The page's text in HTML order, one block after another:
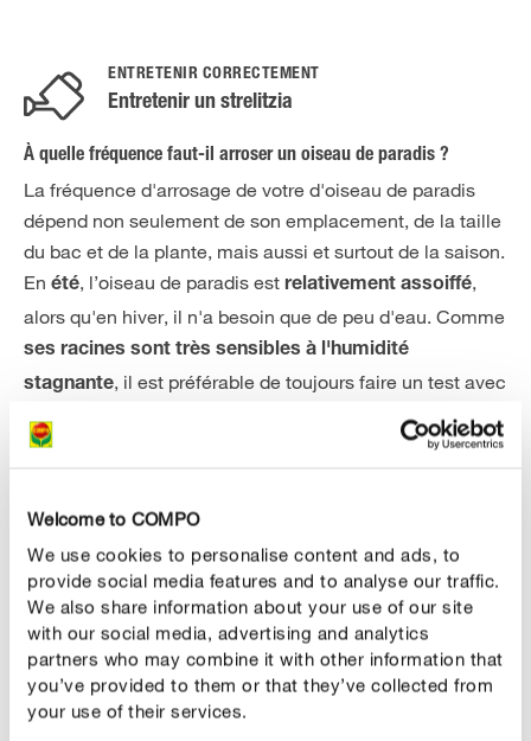
Welcome to COMPO
We use cookies to personalise content and ads, to
provide social media features and to analyse our traffic.
We also share information about your use of our site
with our social media, advertising and analytics
partners who may combine it with other information that
you’ve provided to them or that they’ve collected from
your use of their services.
ENTRETENIR CORRECTEMENT
Entretenir un strelitzia
À quelle fréquence faut-il arroser un oiseau de paradis ?
La fréquence d'arrosage de votre d'oiseau de paradis
dépend non seulement de son emplacement, de la taille
du bac et de la plante, mais aussi et surtout de la saison.
En été, l’oiseau de paradis est relativement assoiffé,
alors qu'en hiver, il n'a besoin que de peu d'eau. Comme
ses racines sont très sensibles à l'humidité
stagnante, il est préférable de toujours faire un test avec
les doigts et de ne l'arroser que si la terre est sèche.
Privilégiez une
eau sans calcaire, comme l'eau de
Ce qui ne doit définitivement pas être négligé lors de
l'entretien de l’oiseau de paradis, c'est l'apport régulier
de substances nutritives.Pendant la phase de
croissance au printemps et en été , fertilisez votre
oiseau de paradis de préférence environ toutes les deux